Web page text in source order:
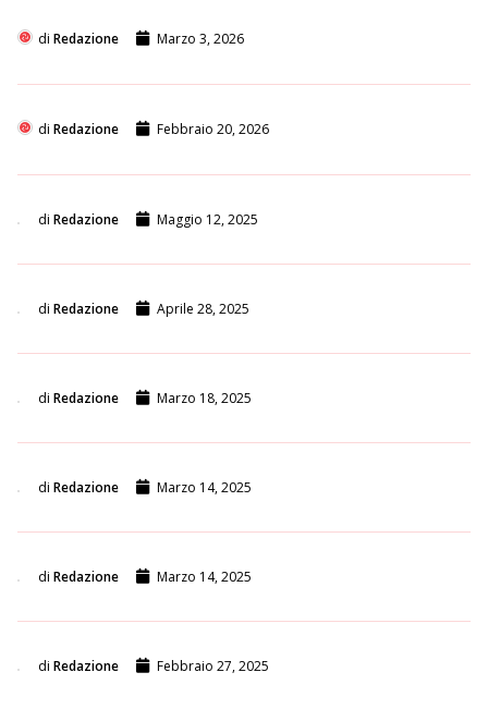
di Redazione Marzo 3, 2026
di Redazione Febbraio 20, 2026
di Redazione Maggio 12, 2025
di Redazione Aprile 28, 2025
di Redazione Marzo 18, 2025
di Redazione Marzo 14, 2025
di Redazione Marzo 14, 2025
di Redazione Febbraio 27, 2025